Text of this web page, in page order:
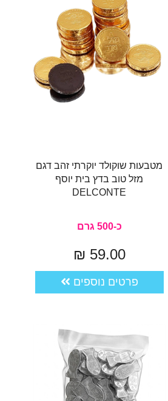
מטבעות שוקולד יוקרתי זהב דגם
מזל טוב בדץ בית יוסף
DELCONTE
כ-500 גרם
59.00 ₪
פרטים נוספים